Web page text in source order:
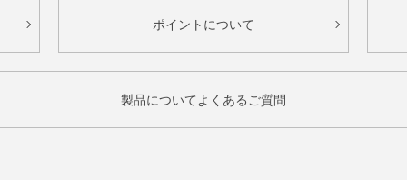
ポイントについて
製品についてよくあるご質問